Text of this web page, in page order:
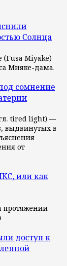
Солнца
Miyake)
Мияке-дама.
сомнение
tired light) —
выдвинутых в
от
или как
протяжении
доступ к